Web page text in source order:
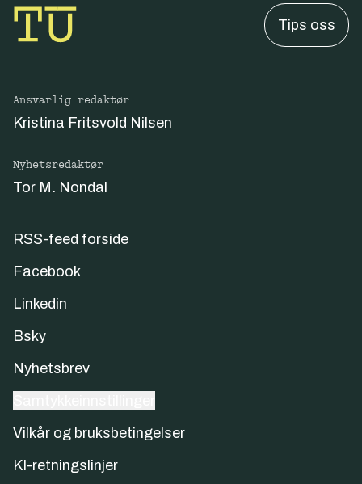
Tips oss
Ansvarlig redaktør
Kristina Fritsvold Nilsen
Nyhetsredaktør
Tor M. Nondal
RSS-feed forside
Facebook
Linkedin
Bsky
Nyhetsbrev
Vilkår og bruksbetingelser
KI-retningslinjer